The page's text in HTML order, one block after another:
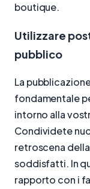
boutique.
Utilizzare
pubblico
La
fondamentale
intorno alla
Condividete
retroscena
soddisfatti. In
rapporto con i